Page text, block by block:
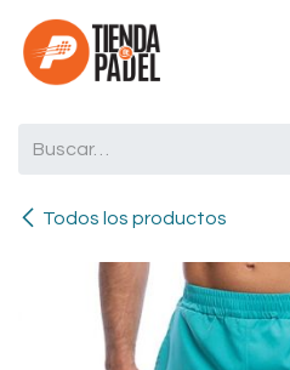
Ir al contenido
Todos los productos